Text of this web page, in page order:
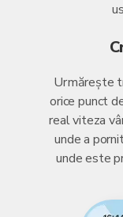
Urmărește
orice punct
real viteza
unde a
unde este